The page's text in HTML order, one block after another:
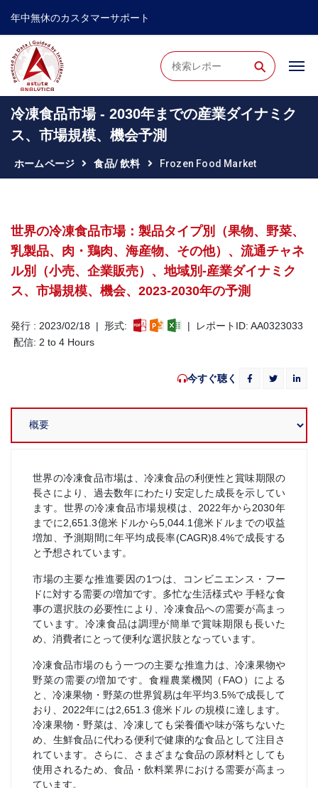
年中無休のカスタマーサポート
⚲
冷凍食品市場 - 2030年までの産業ダイナミク
ス、市場規模、機会予測
ホームページ 食品/ 飲料 Frozen Food Market
世界の冷凍食品市場：製品タイプ別（果物、野菜、
乳製品、肉・鶏肉、海産物、その他）、流通チャネ
ル別（小売、企業販売）、地域別-産業ダイナミク
ス、市場規模、機会、2023-2030年の予測
発行 : 2023/02/18 | 形式:
| レポートID: AA0323033
配信: 2 to 4 Hours
今すぐ聴く
世界の冷凍食品市場は、冷凍食品の利便性と賞味期限の
長さにより、過去数年にわたり安定した成長を示してい
ます。世界の冷凍食品市場規模は、2022年から2030年
までに2,651.3億米ドルから5,044.1億米ドルまでの収益
増加、予測期間に年平均成長率(CAGR)8.4%で成長する
と予想されています。
市場の主要な推進要因の1つは、コンビニエンス・フー
ドに対する需要の増加です。多忙な生活様式や 手軽な食
事の選択肢の必要性により、冷凍食品への需要が高まっ
ています。冷凍食品は調理が簡単で賞味期限も長いた
め、消費者にとって便利な選択肢となっています。
冷凍食品市場のもう一つの主要な推進力は、冷凍果物や
野菜の需要の増加です。食糧農業機関（FAO）による
と、冷凍果物・野菜の世界貿易は年平均3.5%で成長して
おり、2022年には2,651.3 億米ドル の規模に達します。
冷凍果物・野菜は、冷凍しても栄養価や味が落ちないた
め、生鮮食品に代わる便利で健康的な食品として注目さ
れています。さらに、さまざまな食品の原材料としても
使用されるため、食品・飲料業界における需要が高まっ
ています。